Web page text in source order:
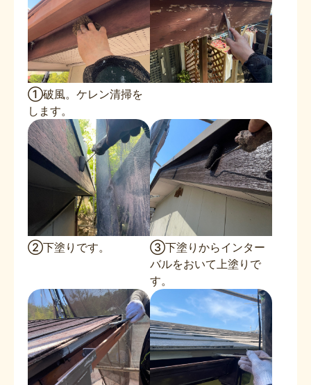
①破風。ケレン清掃を
します。
②下塗りです。
③下塗りからインター
バルをおいて上塗りで
す。